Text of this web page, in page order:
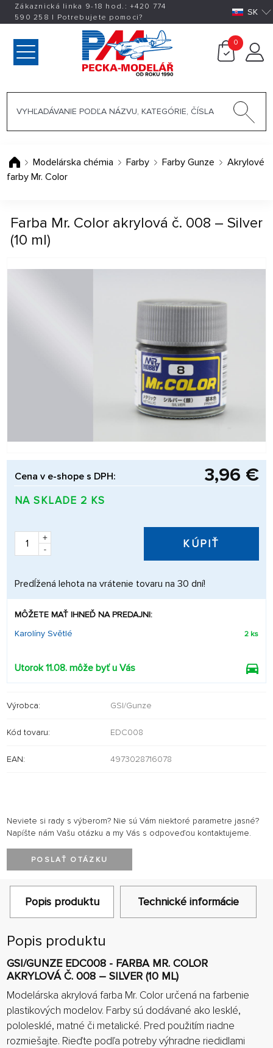
Zákaznická linka 9-18 hod.:+420 774
590 258 | Potrebujete pomoci? SK
0
Modelárska chémia Farby Farby Gunze
Akrylové
farby Mr. Color
Farba Mr. Color akrylová č. 008 – Silver
(10 ml)
Cena v e-shope s DPH: 3,96 €
NA SKLADE 2 KS
+
-
KÚPIŤ
Predĺžená lehota na vrátenie tovaru na 30 dní!
MÔŽETE MAŤ IHNEĎ NA PREDAJNI:
Karolíny Světlé
2 ks
Utorok 11.08. môže byť u Vás
Výrobca: GSI/Gunze
Kód tovaru: EDC008
EAN: 4973028716078
Neviete si rady s výberom? Nie sú Vám niektoré parametre jasné?
Napíšte nám Vašu otázku a my Vás s odpoveďou kontaktujeme.
POSLAŤ OTÁZKU
Popis produktu Technické informácie
Popis produktu
GSI/GUNZE EDC008 - FARBA MR. COLOR
AKRYLOVÁ Č. 008 – SILVER (10 ML)
Modelárska akrylová farba Mr. Color určená na farbenie
plastikových modelov. Farby sú dodávané ako lesklé,
pololesklé, matné či metalické. Pred použitím riadne
rozmiešajte. Rieďte podľa potreby výhradne riedidlami